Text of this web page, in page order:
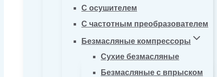
С осушителем
С частотным преобразователем
Безмасляные компрессоры
Сухие безмасляные
Безмасляные с впрыском